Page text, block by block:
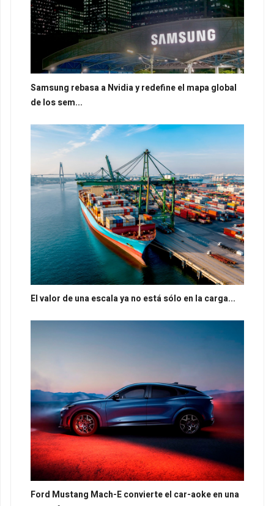
Samsung rebasa a Nvidia y redefine el mapa global
de los sem...
El valor de una escala ya no está sólo en la carga...
Ford Mustang Mach-E convierte el car-aoke en una